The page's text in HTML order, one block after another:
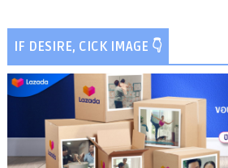
IF DESIRE, CICK IMAGE 👇